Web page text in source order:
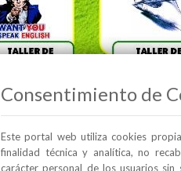
Consentimiento de
Este portal web utiliza cookies
finalidad técnica y analítica, no
carácter personal de los usuarios sin